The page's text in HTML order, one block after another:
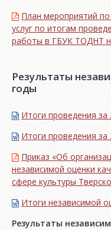
План мероприятий
услуг по итогам
работы в ГБУК ТОДНТ
Результаты
годы
Итоги проведения за
Итоги проведения за
Приказ «Об
независимой оценки
сфере культуры
Итоги независимой
Результаты